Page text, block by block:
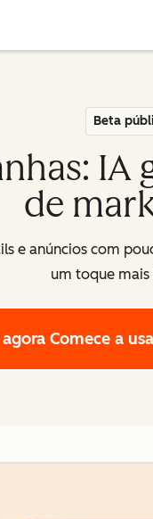
Beta
de
e anúncios com
um toque mais
Comece a